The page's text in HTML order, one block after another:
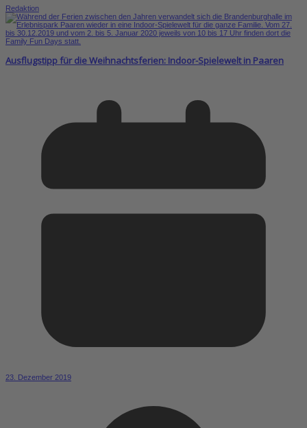
Redaktion
Ausflugstipp für die Weihnachtsferien: Indoor-Spielewelt in Paaren
23. Dezember 2019